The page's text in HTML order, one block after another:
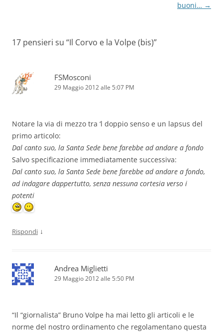
buoni… →
17 pensieri su “Il Corvo e la Volpe (bis)”
FSMosconi
29 Maggio 2012 alle 5:07 PM
Notare la via di mezzo tra ‘l doppio senso e un lapsus del
primo articolo:
Dal canto suo, la Santa Sede bene farebbe ad andare a fondo
Salvo specificazione immediatamente successiva:
Dal canto suo, la Santa Sede bene farebbe ad andare a fondo,
ad indagare dappertutto, senza nessuna cortesia verso i
potenti
Rispondi ↓
Andrea Miglietti
29 Maggio 2012 alle 5:50 PM
“Il “giornalista” Bruno Volpe ha mai letto gli articoli e le
norme del nostro ordinamento che regolamentano questa